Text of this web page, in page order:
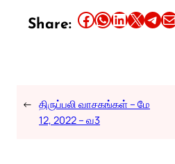
Share: Share this article on Facebook Share this article on WhatsApp Share this article on LinkedIn Share this article on X Share this article on TelegramEmail this Article
← திருப்பலி வாசகங்கள் – மே
12, 2022 – வ3